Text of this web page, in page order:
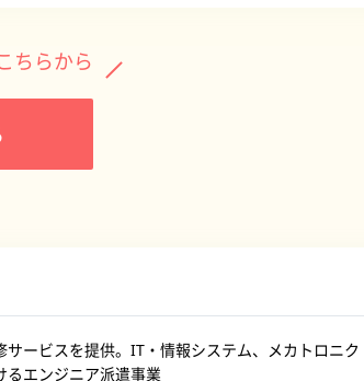
ちらから
ービスを提供。IT・情報システム、メカトロニク
るエンジニア派遣事業